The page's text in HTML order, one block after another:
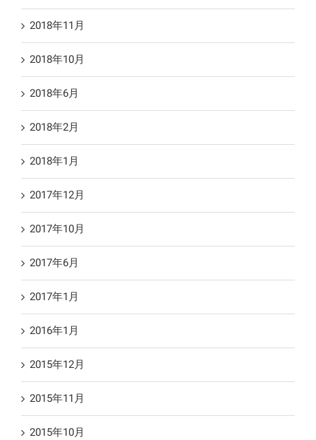
2018年11月
2018年10月
2018年6月
2018年2月
2018年1月
2017年12月
2017年10月
2017年6月
2017年1月
2016年1月
2015年12月
2015年11月
2015年10月